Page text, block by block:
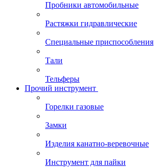
Пробники автомобильные
Растяжки гидравлические
Специальные приспособления
Тали
Тельферы
Прочий инструмент
Горелки газовые
Замки
Изделия канатно-веревочные
Инструмент для пайки